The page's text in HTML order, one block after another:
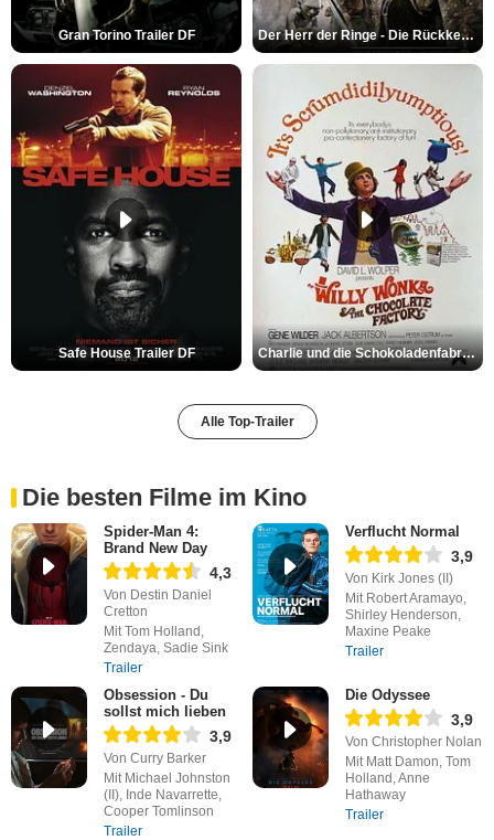
Gran Torino Trailer DF Der Herr der Ringe - Die Rückkehr des Königs Trailer OV
Safe House Trailer DF Charlie und die Schokoladenfabrik Trailer OV
Alle Top-Trailer
Die besten Filme im Kino
Spider-Man 4:
Brand New Day
4,3
Von Destin Daniel
Cretton
Mit Tom Holland,
Zendaya, Sadie Sink
Trailer
Verflucht Normal
3,9
Von Kirk Jones (II)
Mit Robert Aramayo,
Shirley Henderson,
Maxine Peake
Trailer
Obsession - Du
sollst mich lieben
3,9
Von Curry Barker
Mit Michael Johnston
(II), Inde Navarrette,
Cooper Tomlinson
Trailer
Die Odyssee
3,9
Von Christopher Nolan
Mit Matt Damon, Tom
Holland, Anne
Hathaway
Trailer